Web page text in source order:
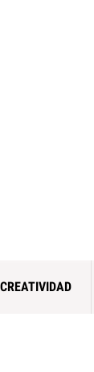
CREATIVIDAD